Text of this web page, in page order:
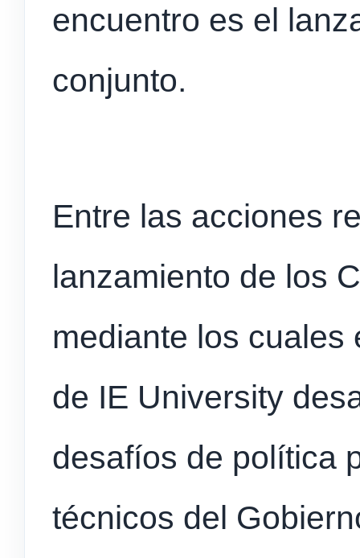
encuentro es el
conjunto.
Entre las acciones
lanzamiento de los
mediante los cuales
de IE University
desafíos de política
técnicos del